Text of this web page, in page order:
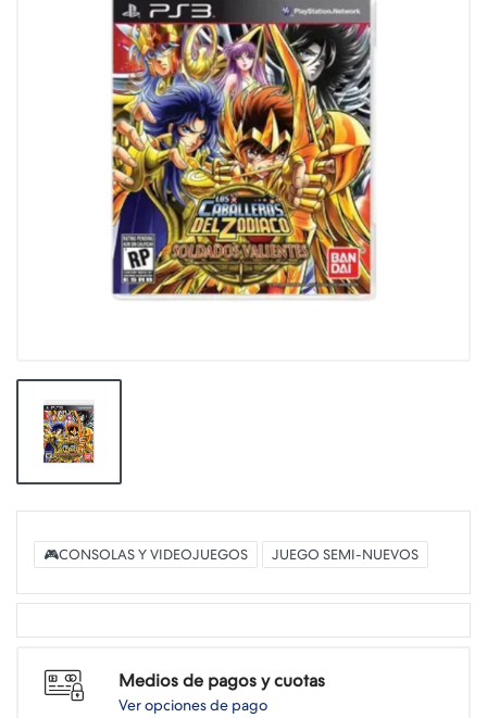
👕INDUMENTARIA🧢
👾COLECCIONABLES🧸
💻MUNDO PC GAMER💻
🔌CABLES Y ADAPTADORES🔌
🤓MUNDO PC OFICINA🤓
🫗GEEK HOME🍵
🎮CONSOLAS Y VIDEOJUEGOS JUEGO SEMI-NUEVOS
Medios de pagos y cuotas
Ver opciones de pago